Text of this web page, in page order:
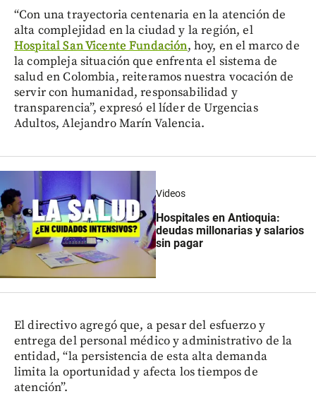
“Con una trayectoria centenaria en la atención de
alta complejidad en la ciudad y la región, el
Hospital San Vicente Fundación, hoy, en el marco de
la compleja situación que enfrenta el sistema de
salud en Colombia, reiteramos nuestra vocación de
servir con humanidad, responsabilidad y
transparencia”, expresó el líder de Urgencias
Adultos, Alejandro Marín Valencia.
Videos
Hospitales en Antioquia:
deudas millonarias y salarios
sin pagar
El directivo agregó que, a pesar del esfuerzo y
entrega del personal médico y administrativo de la
entidad, “la persistencia de esta alta demanda
limita la oportunidad y afecta los tiempos de
atención”.